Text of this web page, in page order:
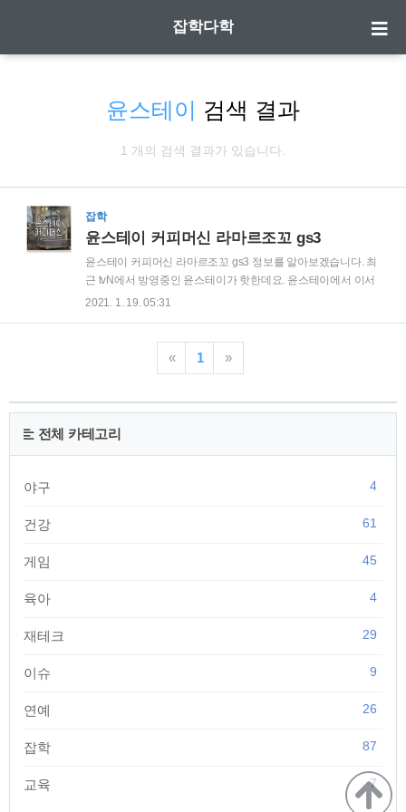
잡학다학
윤스테이 검색 결과
1 개의 검색 결과가 있습니다.
잡학
윤스테이 커피머신 라마르조꼬 gs3
윤스테이 커피머신 라마르조꼬 gs3 정보를 알아보겠습니다. 최
근 tvN에서 방영중인 윤스테이가 핫한데요. 윤스테이에서 이서
진 부사장님이 커피를 내리는데 사용한 커피머신이 많은 이목
머신 일단 이 커피머신은 라마르조꼬라는 회사 제품이며 매장
용이 아닌 가정용으로 출시된 제품입니다. 실버바디에 고급스
게 느껴집니다. 라마르조꼬 라는 회사를 먼저 살펴보면요. 1927
년 이탈리아 피렌체에 설립된 고급 커피머신 전문 회사로 스카
페라이에 본사를 두고 있는 역사깊은 회사입니다. 윤스테이에
2021. 1. 19. 05:31
« 1 »
전체 카테고리
야구 4
건강 61
게임 45
육아 4
재테크 29
이슈 9
연예 26
잡학 87
교육 7